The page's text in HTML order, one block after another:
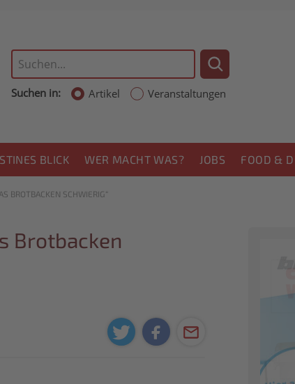
Suchen in: Artikel Veranstaltungen
BLICK WER MACHT WAS? JOBS FOOD &
BROTBACKEN SCHWIERIG“
Brotbacken